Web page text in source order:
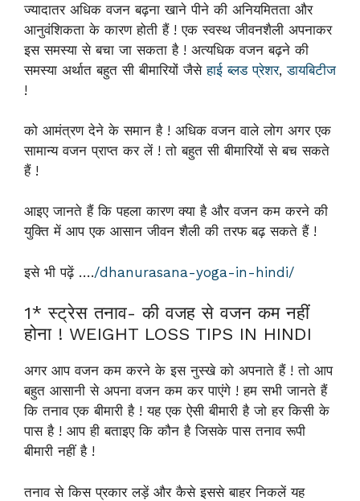
ज्यादातर अधिक वजन बढ़ना खाने पीने की अनियमितता और
आनुवंशिकता के कारण होती हैं ! एक स्वस्थ जीवनशैली अपनाकर
इस समस्या से बचा जा सकता है ! अत्यधिक वजन बढ़ने की
समस्या अर्थात बहुत सी बीमारियों जैसेहाई ब्लड प्रेशर,डायबिटीज
!
को आमंत्रण देने के समान है ! अधिक वजन वाले लोग अगर एक
सामान्य वजन प्राप्त कर लें ! तो बहुत सी बीमारियों से बच सकते
हैं !
आइए जानते हैं कि पहला कारण क्या है और वजन कम करने की
युक्ति में आप एक आसान जीवन शैली की तरफ बढ़ सकते हैं !
इसे भी पढ़ें …./dhanurasana-yoga-in-hindi/
1* स्ट्रेस तनाव- की वजह से वजन कम नहीं
होना ! WEIGHT LOSS TIPS IN HINDI
अगर आप वजन कम करने के इस नुस्खे को अपनाते हैं ! तो आप
बहुत आसानी से अपना वजन कम कर पाएंगे ! हम सभी जानते हैं
कि तनाव एक बीमारी है ! यह एक ऐसी बीमारी है जो हर किसी के
पास है ! आप ही बताइए कि कौन है जिसके पास तनाव रूपी
बीमारी नहीं है !
तनाव से किस प्रकार लड़ें और कैसे इससे बाहर निकलें यह